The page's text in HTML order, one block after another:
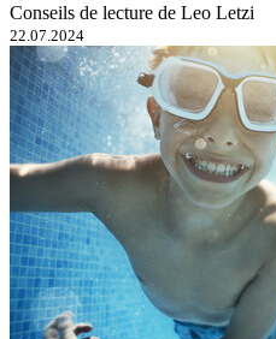
Conseils de lecture de Leo Letzi
22.07.2024